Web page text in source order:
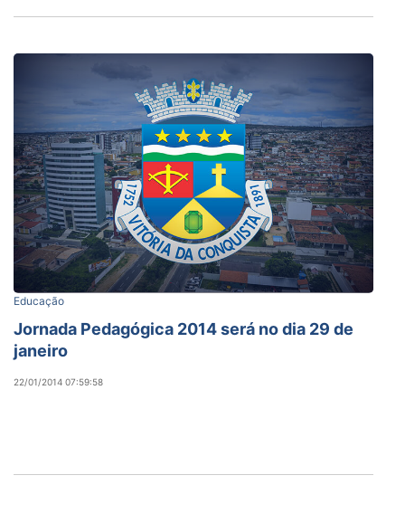
Educação
Jornada Pedagógica 2014 será no dia 29 de
janeiro
22/01/2014 07:59:58